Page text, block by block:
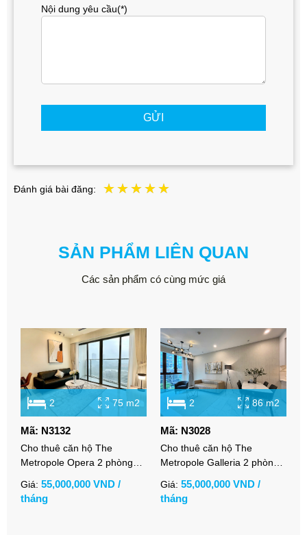
Nội dung yêu cầu(*)
GỬI
Đánh giá bài đăng:
SẢN PHẨM LIÊN QUAN
Các sản phẩm có cùng mức giá
2 75 m2
Mã: N3132
Cho thuê căn hộ The
Metropole Opera 2 phòng
Giá: 55,000,000 VND /
tháng
2 86 m2
Mã: N3028
Cho thuê căn hộ The
Metropole Galleria 2 phòng
Giá: 55,000,000 VND /
tháng